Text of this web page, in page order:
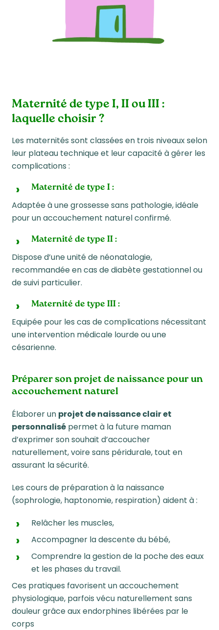
Maternité de type I, II ou III :
laquelle choisir ?
Les maternités sont classées en trois niveaux selon
leur plateau technique et leur capacité à gérer les
complications :
Maternité de type I :
Adaptée à une grossesse sans pathologie, idéale
pour un accouchement naturel confirmé.
Maternité de type II :
Dispose d’une unité de néonatalogie,
recommandée en cas de diabète gestationnel ou
de suivi particulier.
Maternité de type III :
Equipée pour les cas de complications nécessitant
une intervention médicale lourde ou une
césarienne.
Préparer son projet de naissance pour un
accouchement naturel
Élaborer un projet de naissance clair et
personnalisé permet à la future maman
d’exprimer son souhait d’accoucher
naturellement, voire sans péridurale, tout en
assurant la sécurité.
Les cours de préparation à la naissance
(sophrologie, haptonomie, respiration) aident à :
Relâcher les muscles,
Accompagner la descente du bébé,
Comprendre la gestion de la poche des eaux
et les phases du travail.
Ces pratiques favorisent un accouchement
physiologique, parfois vécu naturellement sans
douleur grâce aux endorphines libérées par le
corps